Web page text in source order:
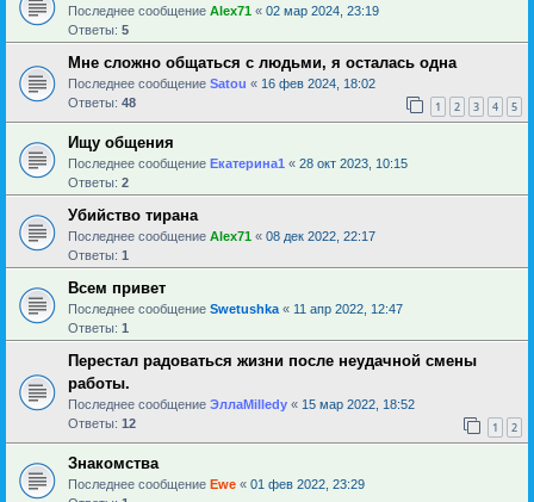
Последнее сообщение Alex71 « 02 мар 2024, 23:19
Ответы: 5
Мне сложно общаться с людьми, я осталась одна
Последнее сообщение Satou « 16 фев 2024, 18:02
Ответы: 48 1 2 3 4 5
Ищу общения
Последнее сообщение Екатерина1 « 28 окт 2023, 10:15
Ответы: 2
Убийство тирана
Последнее сообщение Alex71 « 08 дек 2022, 22:17
Ответы: 1
Всем привет
Последнее сообщение Swetushka « 11 апр 2022, 12:47
Ответы: 1
Перестал радоваться жизни после неудачной смены
работы.
Последнее сообщение ЭллаMilledy « 15 мар 2022, 18:52
Ответы: 12 1 2
Знакомства
Последнее сообщение Ewe « 01 фев 2022, 23:29